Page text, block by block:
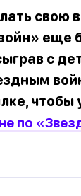
свою
еще
с
чтобы
по